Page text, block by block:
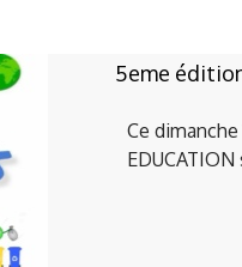
5eme
Ce dimanche